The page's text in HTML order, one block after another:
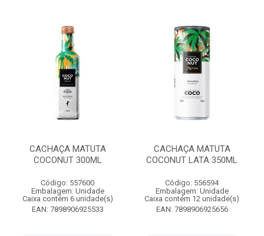
CACHAÇA MATUTA
COCONUT 300ML
Código: 557600
Embalagem: Unidade
Caixa contém 6 unidade(s)
EAN: 7898906925533
CACHAÇA MATUTA
COCONUT LATA 350ML
Código: 556594
Embalagem: Unidade
Caixa contém 12 unidade(s)
EAN: 7898906925656